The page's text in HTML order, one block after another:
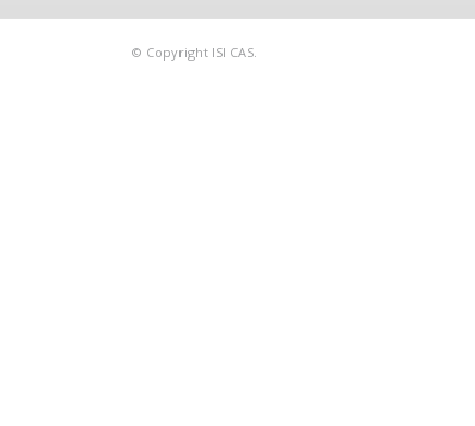
© Copyright ISI CAS.